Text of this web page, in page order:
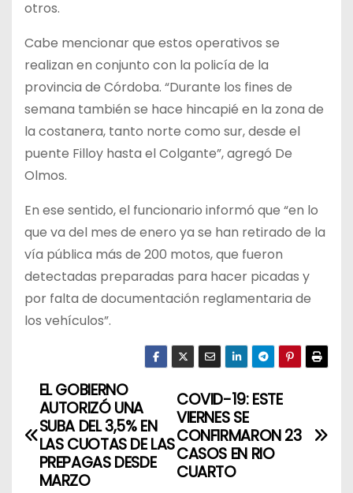
otros.
Cabe mencionar que estos operativos se
realizan en conjunto con la policía de la
provincia de Córdoba. “Durante los fines de
semana también se hace hincapié en la zona de
la costanera, tanto norte como sur, desde el
puente Filloy hasta el Colgante”, agregó De
Olmos.
En ese sentido, el funcionario informó que “en lo
que va del mes de enero ya se han retirado de la
vía pública más de 200 motos, que fueron
detectadas preparadas para hacer picadas y
por falta de documentación reglamentaria de
los vehículos”.
N
a
COVID-19: ESTE
VIERNES SE
CONFIRMARON 23
CASOS EN RIO
CUARTO
EL GOBIERNO
AUTORIZÓ UNA
SUBA DEL 3,5% EN
LAS CUOTAS DE LAS
PREPAGAS DESDE
MARZO